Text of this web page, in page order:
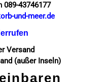
089-43746177
und-meer.de
Versand
(außer Inseln)